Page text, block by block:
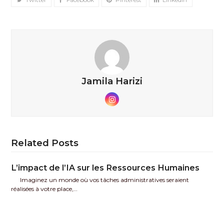
Jamila Harizi
Instagram
Related Posts
L’impact de l’IA sur les Ressources Humaines
Imaginez un monde où vos tâches administratives seraient
réalisées à votre place,…